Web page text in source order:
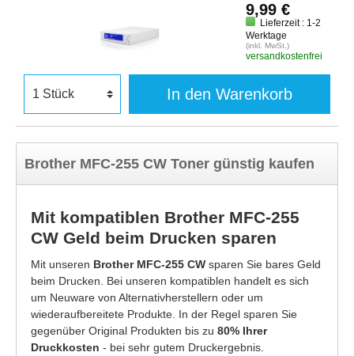
9,99 €
Lieferzeit : 1-2
Werktage
(inkl. MwSt.)
versandkostenfrei
In den Warenkorb
Brother MFC-255 CW Toner günstig kaufen
Mit kompatiblen Brother MFC-255
CW Geld beim Drucken sparen
Mit unseren Brother MFC-255 CW sparen Sie bares Geld
beim Drucken. Bei unseren kompatiblen handelt es sich
um Neuware von Alternativherstellern oder um
wiederaufbereitete Produkte. In der Regel sparen Sie
gegenüber Original Produkten bis zu 80% Ihrer
Druckkosten - bei sehr gutem Druckergebnis.